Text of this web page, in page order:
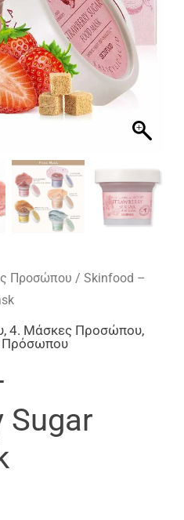
Προσώπου / Skinfood –
,4. Μάσκες Προσώπου,
Πρόσωπου
Sugar